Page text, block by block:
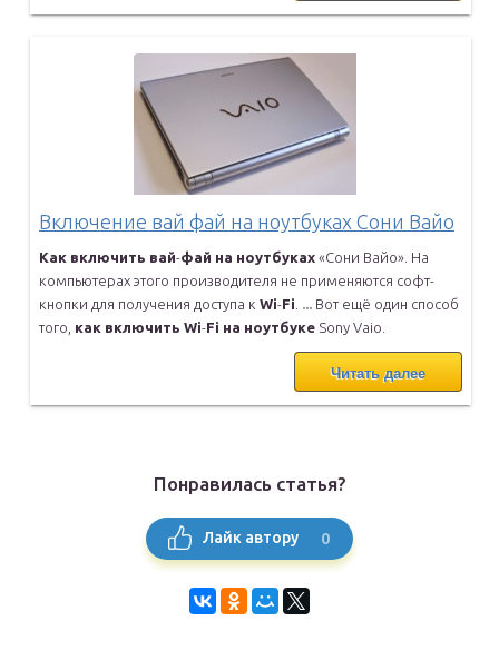
Включение вай фай на ноутбуках Сони Вайо
Как включить вай-фай на ноутбуках «Сони Вайо». На
компьютерах этого производителя не применяются софт-
кнопки для получения доступа к Wi-Fi ... Вот ещё один способ
того, как включить Wi-Fi на ноутбуке Sony Vaio.
Читать далее
Понравилась статья?
Лайк автору 0